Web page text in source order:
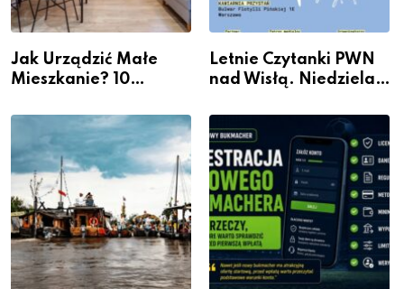
Jak Urządzić Małe
Mieszkanie? 10
Przestrzeni Bez
Kosztownego Remontu
Letnie Czytanki PWN
nad Wisłą. Niedziela z
dla siebie